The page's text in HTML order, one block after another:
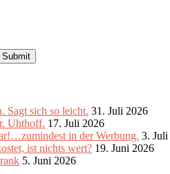
Sagt sich so leicht. 31. Juli 2026
Uhthoff. 17. Juli 2026
in der Werbung. 3.
ist nichts wert? 19. Juni 2026
5. Juni 2026